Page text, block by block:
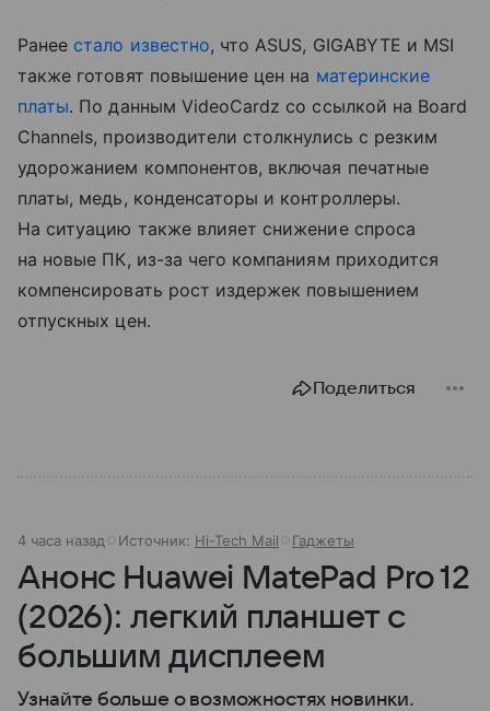
Ранее стало известно, что ASUS, GIGABYTE и MSI
также готовят повышение цен на материнские
платы. По данным VideoCardz со ссылкой на Board
Channels, производители столкнулись с резким
удорожанием компонентов, включая печатные
платы, медь, конденсаторы и контроллеры.
На ситуацию также влияет снижение спроса
на новые ПК, из-за чего компаниям приходится
компенсировать рост издержек повышением
отпускных цен.
Поделиться
4 часа назад Источник: Hi-Tech Mail Гаджеты
Анонс Huawei MatePad Pro 12
(2026): легкий планшет с
большим дисплеем
Узнайте больше о возможностях новинки.